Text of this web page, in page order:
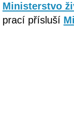
Ministerstvo
prací přísluší